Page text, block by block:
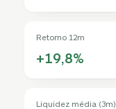
Retorno 12m
+19,8%
Liquidez média (3m)